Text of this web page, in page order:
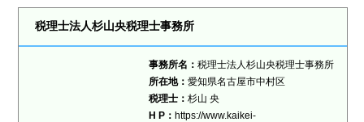
税理士法人杉山央税理士事務所
事務所名： 税理士法人杉山央税理士事務所
所在地： 愛知県名古屋市中村区
税理士： 杉山 央
H P： https://www.kaikei-